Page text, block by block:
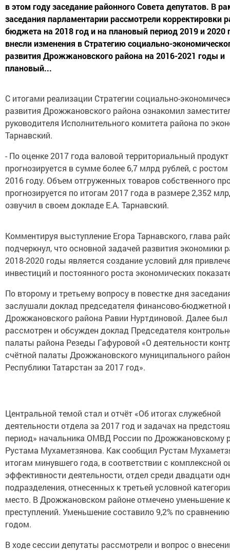
в этом году заседание районного Совета депутатов. В
заседания парламентарии рассмотрели корректировки
бюджета на 2018 год и на плановый период 2019 и 2020
внесли изменения в Стратегию социально-
развития Дрожжановского района на 2016-2021 годы и
плановый...
С итогами реализации Стратегии социально-
развития Дрожжановского района ознакомил
руководителя Исполнительного комитета района по
Тарнавский.
- По оценке 2017 года валовой территориальный продукт
прогнозируется в сумме более 6,7 млрд рублей, с ростом
2016 году. Объем отгруженных товаров собственного
прогнозируется по итогам 2017 года в размере 2,352
озвучил в своем докладе Е.А. Тарнавский.
Комментируя выступление Егора Тарнавского, глава
подчеркнул, что основной задачей развития экономики
2018-2020 годы является создание условий для
инвестиций и постоянного роста экономических
По второму и третьему вопросу в повестке дня
заслушали доклад председателя финансово-бюджетной
Дрожжановского района Равии Нуртдиновой. Далее был
рассмотрен и обсужден доклад Председателя
палаты района Резеды Гафуровой «О деятельности
счётной палаты Дрожжановского муниципального
Республики Татарстан за 2017 год».
Центральной темой стал и отчёт «Об итогах служебной
деятельности отдела за 2017 год и задачах на
период» начальника ОМВД России по Дрожжановскому
Рустама Мухаметзянова. Как сообщил Рустам
итогам минувшего года, в соответствии с комплексной
эффективности деятельности, отдел среди двадцати
подразделения, отнесенных к третьей условной
место. В Дрожжановском районе отмечено уменьшение
преступлений. Уменьшение составило 9,2% по
годом.
В ходе сессии депутаты рассмотрели и вопрос о